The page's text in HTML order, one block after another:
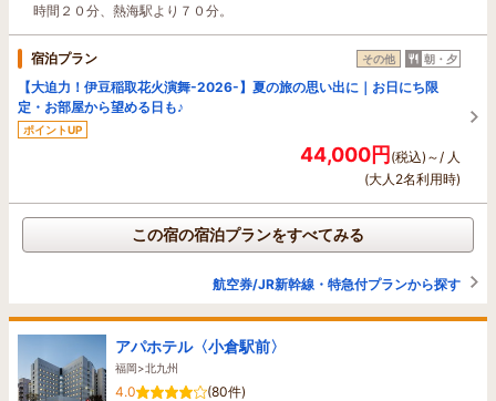
時間２０分、熱海駅より７０分。
宿泊プラン その他 朝・夕
【大迫力！伊豆稲取花火演舞-2026-】夏の旅の思い出に｜お日にち限
定・お部屋から望める日も♪
ポイントUP
44,000円(税込)～/ 人
(大人2名利用時)
この宿の宿泊プランをすべてみる
航空券/JR新幹線・特急付プランから探す
アパホテル〈小倉駅前〉
福岡>北九州
4.0
(80件)